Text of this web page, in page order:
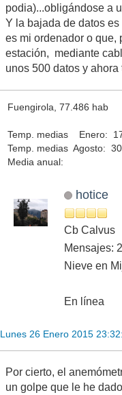
podia)...obligándose a
Y la bajada de datos
es mi ordenador o que,
estación, mediante
unos 500 datos y ahora
Fuengirola, 77.486 hab
Temp. medias Enero:
Temp. medias Agosto:
Media anual:
hotice
Cb Calvus
Mensajes:
Nieve en
En línea
Lunes 26 Enero 2015
Por cierto, el
un golpe que le he